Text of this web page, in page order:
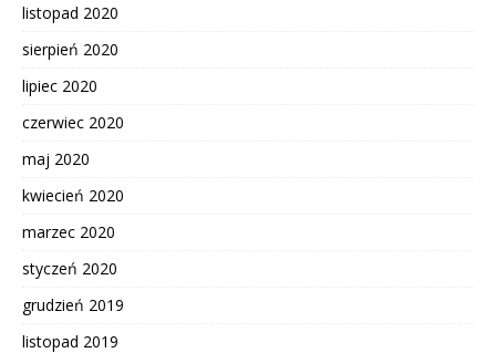
listopad 2020
sierpień 2020
lipiec 2020
czerwiec 2020
maj 2020
kwiecień 2020
marzec 2020
styczeń 2020
grudzień 2019
listopad 2019